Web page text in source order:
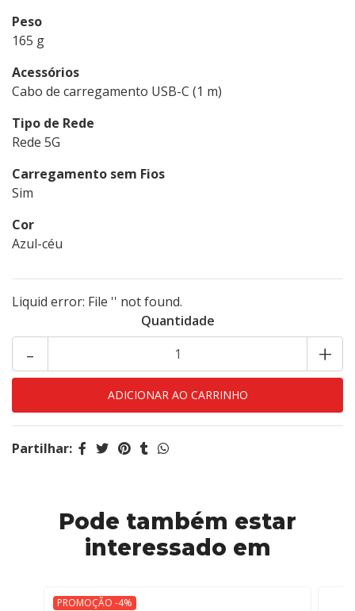
Peso
165 g
Acessórios
Cabo de carregamento USB-C (1 m)
Tipo de Rede
Rede 5G
Carregamento sem Fios
Sim
Cor
Azul-céu
Liquid error: File '' not found.
Quantidade
+
-
Partilhar:
Pode também estar
interessado em
PROMOÇÃO -4%